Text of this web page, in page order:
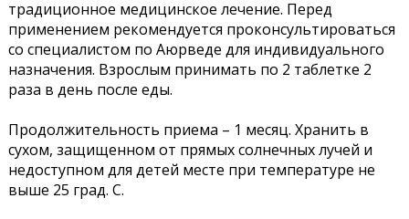
традиционное медицинское лечение. Перед
применением рекомендуется проконсультироваться
со специалистом по Аюрведе для индивидуального
назначения. Взрослым принимать по 2 таблетке 2
раза в день после еды.
Продолжительность приема – 1 месяц. Хранить в
сухом, защищенном от прямых солнечных лучей и
недоступном для детей месте при температуре не
выше 25 град. С.